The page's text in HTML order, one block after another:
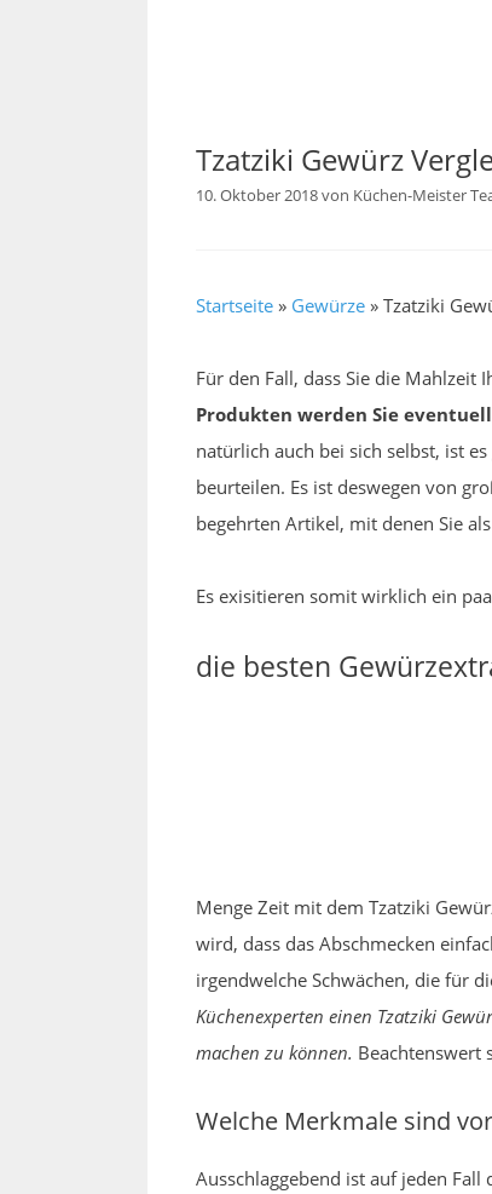
Tzatziki Gewürz
10. Oktober 2018von Küchen-Meister
Startseite » Gewürze » Tzatziki
Für den Fall, dass Sie die Mahlzeit
Produkten werden Sie
natürlich auch bei sich selbst, ist
beurteilen. Es ist deswegen von
begehrten Artikel, mit denen Sie
Es exisitieren somit wirklich ein
die besten
Menge Zeit mit dem Tzatziki
wird, dass das Abschmecken
irgendwelche Schwächen, die für
Küchenexperten einen Tzatziki
machen zu können. Beachtenswert
Welche Merkmale sind
Ausschlaggebend ist auf jeden